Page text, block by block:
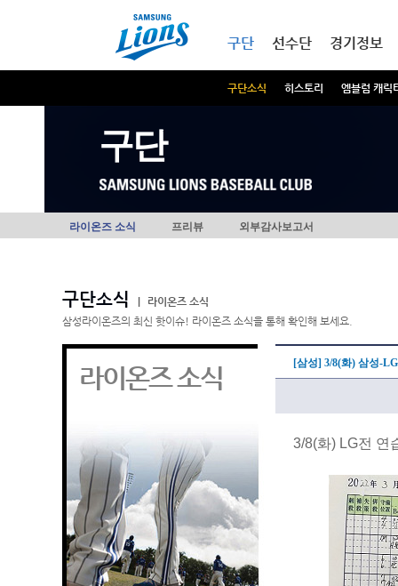
구단
구단소식 히스토리 엠블럼 캐릭
선수단 경기정보
구단
라이온즈 소식 프리뷰 외부감사보고서
구단소식
라이온즈 소식
삼성라이온즈의 최신 핫이슈! 라이온즈 소식을 통해 확인해 보세요.
라이온즈 소식 [삼성] 3/8(화) 삼성-
3/8(화) LG전 연